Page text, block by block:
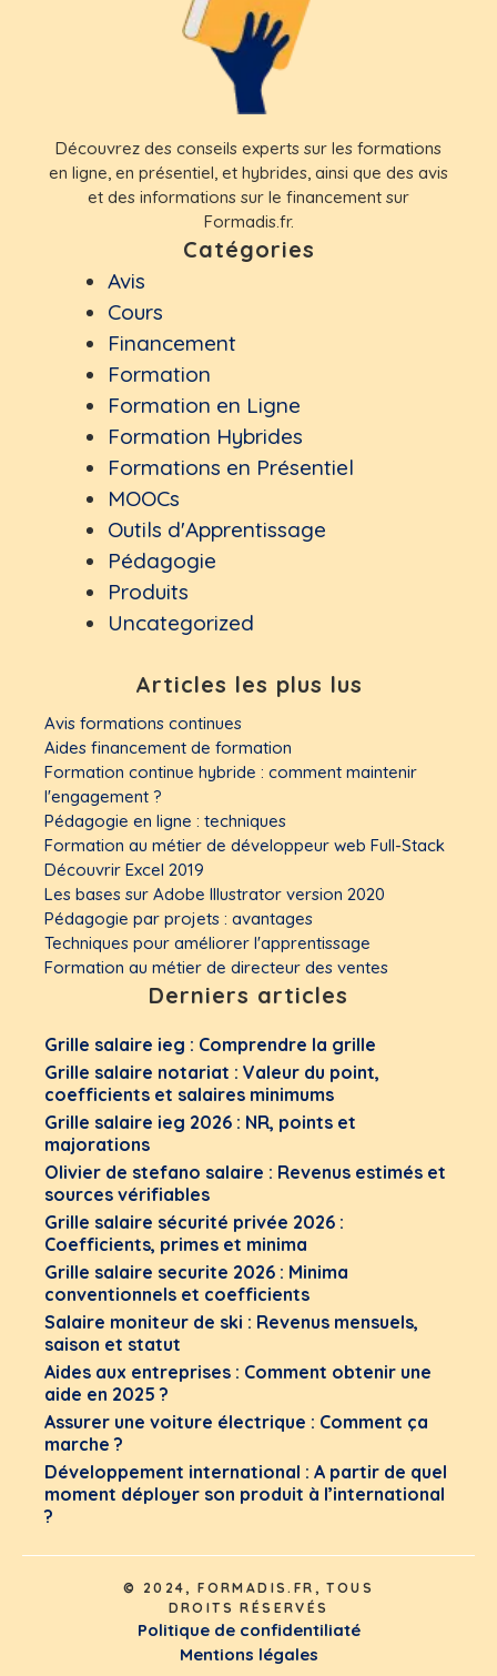
Découvrez des conseils experts sur les formations
en ligne, en présentiel, et hybrides, ainsi que des avis
et des informations sur le financement sur
Formadis.fr.
Catégories
Avis
Cours
Financement
Formation
Formation en Ligne
Formation Hybrides
Formations en Présentiel
MOOCs
Outils d'Apprentissage
Pédagogie
Produits
Uncategorized
Articles les plus lus
Avis formations continues
Aides financement de formation
Formation continue hybride : comment maintenir
l'engagement ?
Pédagogie en ligne : techniques
Formation au métier de développeur web Full-Stack
Découvrir Excel 2019
Les bases sur Adobe Illustrator version 2020
Pédagogie par projets : avantages
Techniques pour améliorer l'apprentissage
Formation au métier de directeur des ventes
Derniers articles
Grille salaire ieg : Comprendre la grille
Grille salaire notariat : Valeur du point,
coefficients et salaires minimums
Grille salaire ieg 2026 : NR, points et
majorations
Olivier de stefano salaire : Revenus estimés et
sources vérifiables
Grille salaire sécurité privée 2026 :
Coefficients, primes et minima
Grille salaire securite 2026 : Minima
conventionnels et coefficients
Salaire moniteur de ski : Revenus mensuels,
saison et statut
Aides aux entreprises : Comment obtenir une
aide en 2025 ?
Assurer une voiture électrique : Comment ça
marche ?
Développement international : A partir de quel
moment déployer son produit à l’international
?
© 2024, FORMADIS.FR, TOUS
DROITS RÉSERVÉS
Politique de confidentiliaté
Mentions légales